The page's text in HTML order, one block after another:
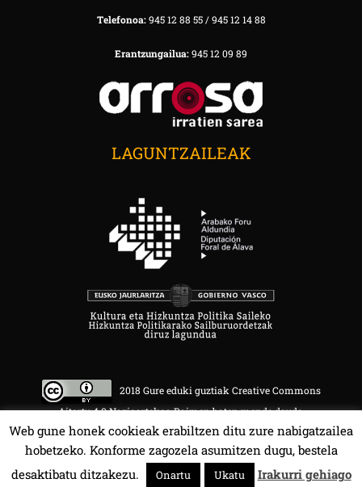
Telefonoa:945 12 88 55 / 945 12 14 88
Erantzungailua:945 12 09 89
LAGUNTZAILEAK
2018 Gure eduki guztiak Creative Commons
Aitortu 4.0 Nazioartekoa Baimen baten mende daude.
HALA BEDI BAT 107.4 MHz.
Web gune honek cookieak erabiltzen ditu zure nabigatzailea
hobetzeko. Konforme zagozela asumitzen dugu, bestela
desaktibatu ditzakezu.
Onartu Ukatu Irakurri gehiago